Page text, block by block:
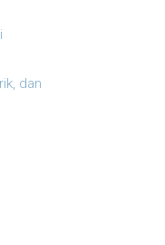
dan